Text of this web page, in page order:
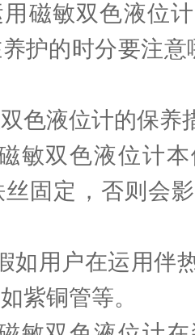
敏双色液位计
护的时分要注
液位计的保养
双色液位计本
丝固定，否则会
用户在运用伴热
紫铜管等。